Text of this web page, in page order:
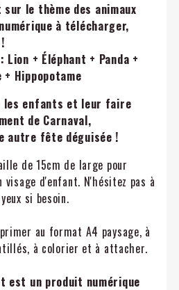
le thème des animaux
à télécharger,
+ Éléphant + Panda +
Hippopotame
les enfants et leur faire
de Carnaval,
autre fête déguisée !
de 15cm de large pour
visage d'enfant. N'hésitez pas à
si besoin.
au format A4 paysage, à
à colorier et à attacher.
est un produit numérique